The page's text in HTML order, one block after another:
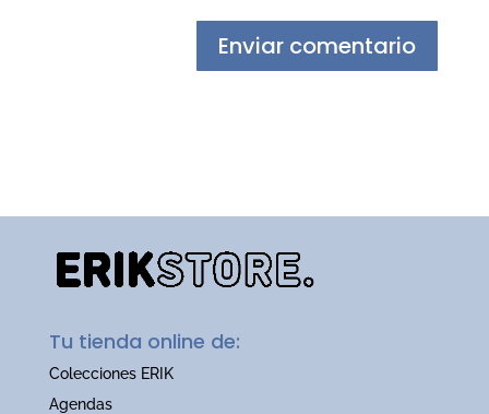
Tu tienda online de:
Colecciones ERIK
Agendas